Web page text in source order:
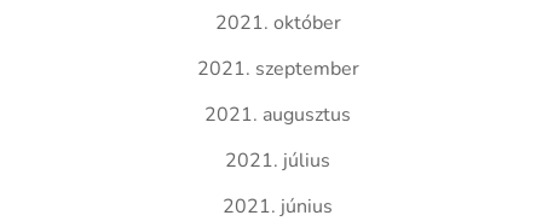
2021. október
2021. szeptember
2021. augusztus
2021. július
2021. június